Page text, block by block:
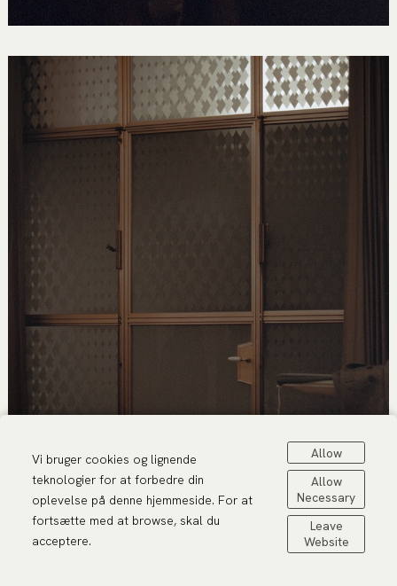
Vi bruger cookies og lignende
teknologier for at forbedre din
oplevelse på denne hjemmeside. For at
fortsætte med at browse, skal du
acceptere.
Allow
Allow
Necessary
Leave
Website